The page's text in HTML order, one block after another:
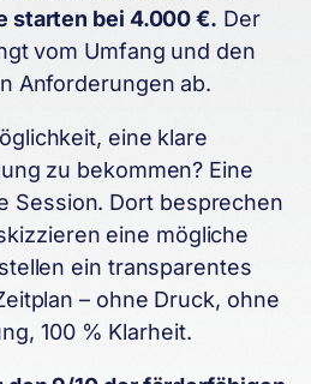
starten bei 4.000 €. Der
vom Umfang und den
Anforderungen ab.
eine klare
zu bekommen? Eine
Session. Dort besprechen
eine mögliche
ein transparentes
– ohne Druck, ohne
100 % Klarheit.